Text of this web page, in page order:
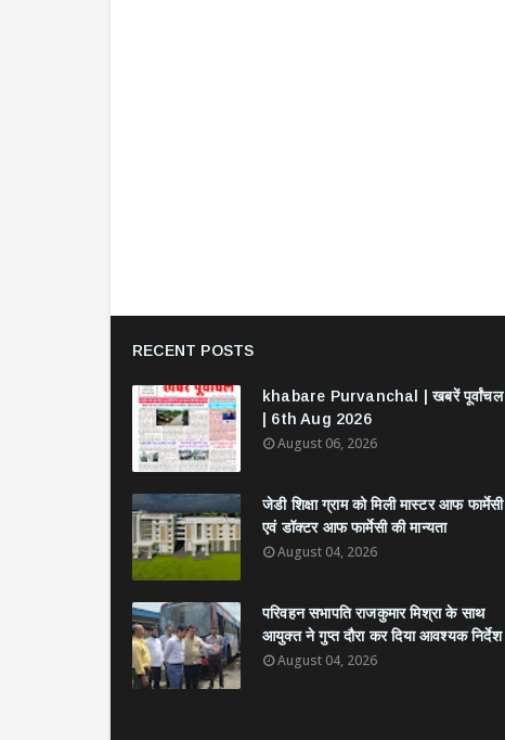
RECENT POSTS
khabare Purvanchal | खबरें पूर्वांचल
| 6th Aug 2026
August 06, 2026
जेडी शिक्षा ग्राम को मिली मास्टर आफ फार्मेसी
एवं डॉक्टर आफ फार्मेसी की मान्यता
August 04, 2026
परिवहन सभापति राजकुमार मिश्रा के साथ
आयुक्त ने गुप्त दौरा कर दिया आवश्यक निर्देश
August 04, 2026